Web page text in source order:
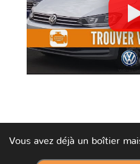
Vous avez déjà un boîtier